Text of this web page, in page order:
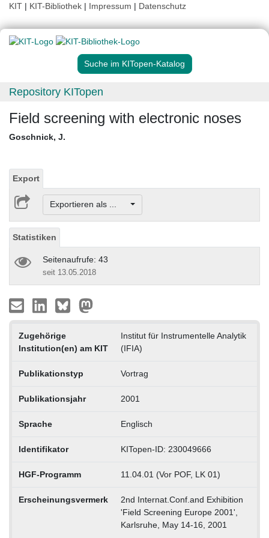
KIT | KIT-Bibliothek | Impressum | Datenschutz
Suche im KITopen-Katalog
Repository KITopen
Field screening with electronic noses
Goschnick, J.
Export
Exportieren als ...
Statistiken
Seitenaufrufe: 43
seit 13.05.2018
Zugehörige
Institution(en) am KIT
Institut für Instrumentelle Analytik
(IFIA)
Publikationstyp Vortrag
Publikationsjahr 2001
Sprache Englisch
Identifikator KITopen-ID: 230049666
HGF-Programm 11.04.01 (Vor POF, LK 01)
Erscheinungsvermerk
2nd Internat.Conf.and Exhibition
'Field Screening Europe 2001',
Karlsruhe, May 14-16, 2001